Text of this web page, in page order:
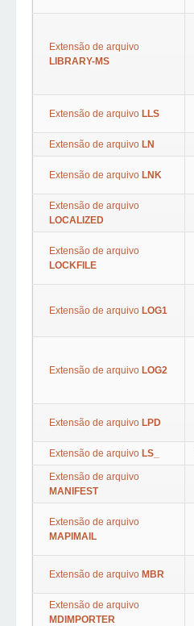
Extensão de arquivo
LIBRARY-MS
Extensão de arquivo LLS
Extensão de arquivo LN
Extensão de arquivo LNK
Extensão de arquivo
LOCALIZED
Extensão de arquivo
LOCKFILE
Extensão de arquivo LOG1
Extensão de arquivo LOG2
Extensão de arquivo LPD
Extensão de arquivo LS_
Extensão de arquivo
MANIFEST
Extensão de arquivo
MAPIMAIL
Extensão de arquivo MBR
Extensão de arquivo
MDIMPORTER